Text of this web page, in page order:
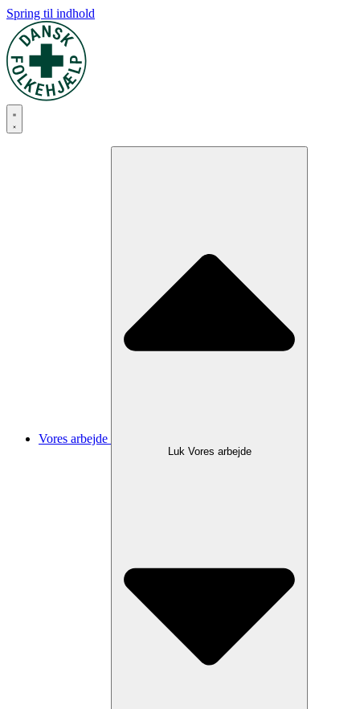
Spring til indhold
Vores arbejde
Luk Vores arbejde